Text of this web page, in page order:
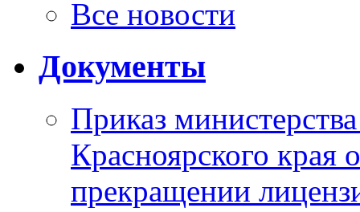
Все новости
Документы
Приказ
Красноярского
прекращении